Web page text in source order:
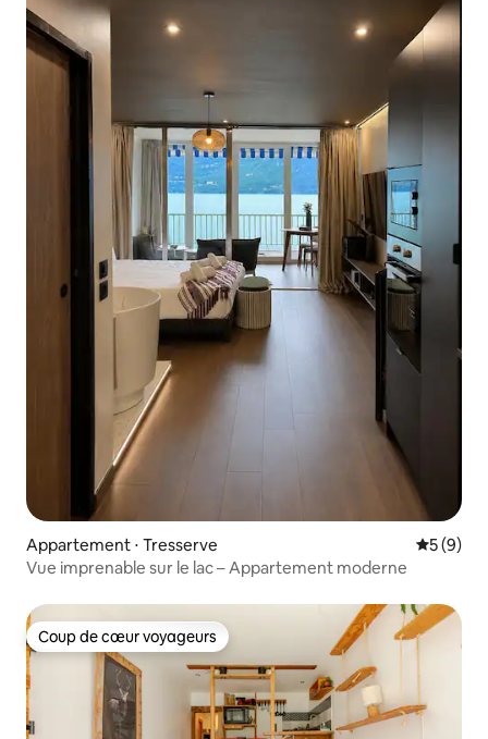
Appartement ⋅ Tresserve
5 (9)
Vue imprenable sur le lac – Appartement moderne
Coup de cœur voyageurs
Coup de cœur voyageurs